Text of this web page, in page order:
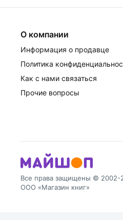
О компании
Информация о продавце
Политика
Как с нами связаться
Прочие вопросы
Все права защищены ©
ООО «Магазин книг»